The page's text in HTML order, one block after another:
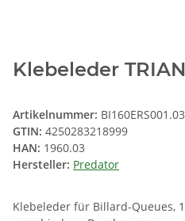
Klebeleder
Artikelnummer: BI160ERS001.03
GTIN: 4250283218999
HAN: 1960.03
Hersteller: Predator
Klebeleder für Billard-Queues,